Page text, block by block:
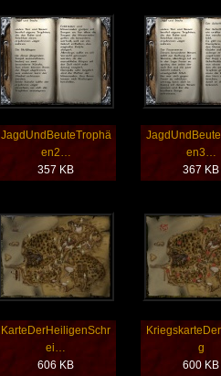
JagdUndBeuteTrophä
en2…
357 KB
en3…
367 KB
KarteDerHeiligenSchr
ei…
606 KB
g
600 KB